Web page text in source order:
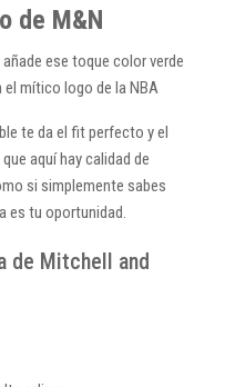
de M&N
ese toque color verde
mítico logo de la NBA
te da el fit perfecto y el
aquí hay calidad de
si simplemente sabes
es tu oportunidad.
de Mitchell and